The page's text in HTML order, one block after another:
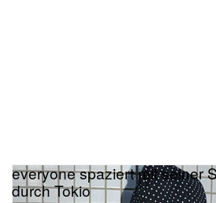
everyone spaziert mit seiner
durch Tokio